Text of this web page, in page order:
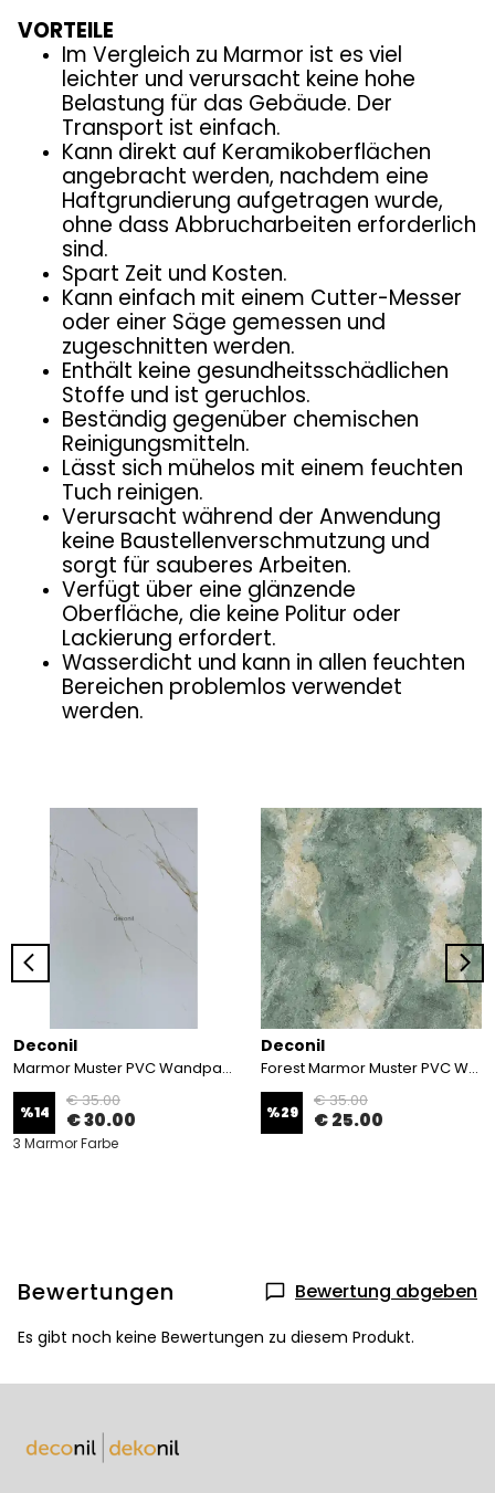
VORTEILE
Im Vergleich zu Marmor ist es viel
leichter und verursacht keine hohe
Belastung für das Gebäude. Der
Transport ist einfach.
Kann direkt auf Keramikoberflächen
angebracht werden, nachdem eine
Haftgrundierung aufgetragen wurde,
ohne dass Abbrucharbeiten erforderlich
sind.
Spart Zeit und Kosten.
Kann einfach mit einem Cutter-Messer
oder einer Säge gemessen und
zugeschnitten werden.
Enthält keine gesundheitsschädlichen
Stoffe und ist geruchlos.
Beständig gegenüber chemischen
Reinigungsmitteln.
Lässt sich mühelos mit einem feuchten
Tuch reinigen.
Verursacht während der Anwendung
keine Baustellenverschmutzung und
sorgt für sauberes Arbeiten.
Verfügt über eine glänzende
Oberfläche, die keine Politur oder
Lackierung erfordert.
Wasserdicht und kann in allen feuchten
Bereichen problemlos verwendet
werden.
Deconil
Marmor Muster PVC Wandpaneel 122*244 cm
%14
€ 35.00
€ 30.00
3 Marmor Farbe
Deconil
Forest Marmor Muster PVC Wandpaneel 122*244 cm
%29
€ 35.00
€ 25.00
Bewertungen Bewertung abgeben
Es gibt noch keine Bewertungen zu diesem Produkt.